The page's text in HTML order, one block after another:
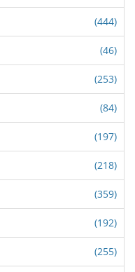
(444)
(46)
(253)
(84)
(197)
(218)
(359)
(192)
(255)